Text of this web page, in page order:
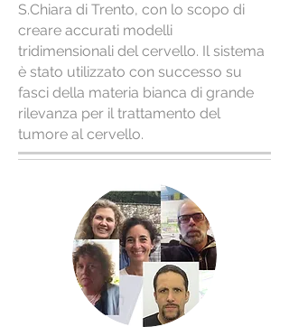
S.Chiara di Trento, con lo scopo di
creare accurati modelli
tridimensionali del cervello. Il sistema
è stato utilizzato con successo su
fasci della materia bianca di grande
rilevanza per il trattamento del
tumore al cervello.